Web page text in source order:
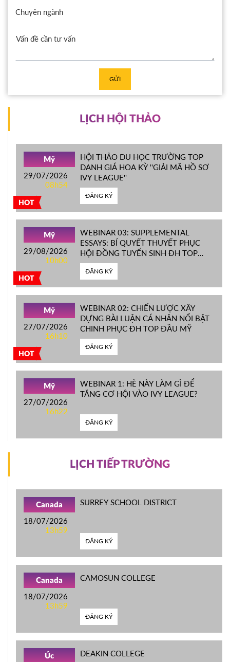
Chuyên ngành
GỬI
LỊCH HỘI THẢO
HOT
Mỹ
29/07/2026
08h54
HỘI THẢO DU HỌC TRƯỜNG TOP
DANH GIÁ HOA KỲ ''GIẢI MÃ HỒ SƠ
IVY LEAGUE''
ĐĂNG KÝ
HOT
Mỹ
29/08/2026
10h00
WEBINAR 03: SUPPLEMENTAL
ESSAYS: BÍ QUYẾT THUYẾT PHỤC
HỘI ĐỒNG TUYỂN SINH ĐH TOP
ĐẦU MỸ
ĐĂNG KÝ
HOT
Mỹ
27/07/2026
16h10
WEBINAR 02: CHIẾN LƯỢC XÂY
DỰNG BÀI LUẬN CÁ NHÂN NỔI BẬT
CHINH PHỤC ĐH TOP ĐẦU MỸ
ĐĂNG KÝ
Mỹ
27/07/2026
16h22
WEBINAR 1: HÈ NÀY LÀM GÌ ĐỂ
TĂNG CƠ HỘI VÀO IVY LEAGUE?
ĐĂNG KÝ
LỊCH TIẾP TRƯỜNG
Canada
18/07/2026
13h59
SURREY SCHOOL DISTRICT
ĐĂNG KÝ
Canada
18/07/2026
13h59
CAMOSUN COLLEGE
ĐĂNG KÝ
Úc DEAKIN COLLEGE